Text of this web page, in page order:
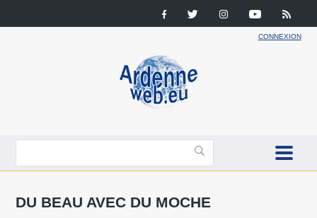
CONNEXION
DU BEAU AVEC DU MOCHE